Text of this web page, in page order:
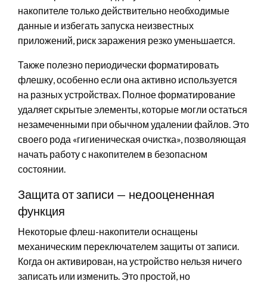
накопителе только действительно необходимые
данные и избегать запуска неизвестных
приложений, риск заражения резко уменьшается.
Также полезно периодически форматировать
флешку, особенно если она активно используется
на разных устройствах. Полное форматирование
удаляет скрытые элементы, которые могли остаться
незамеченными при обычном удалении файлов. Это
своего рода «гигиеническая очистка», позволяющая
начать работу с накопителем в безопасном
состоянии.
Защита от записи — недооцененная
функция
Некоторые флеш-накопители оснащены
механическим переключателем защиты от записи.
Когда он активирован, на устройство нельзя ничего
записать или изменить. Это простой, но